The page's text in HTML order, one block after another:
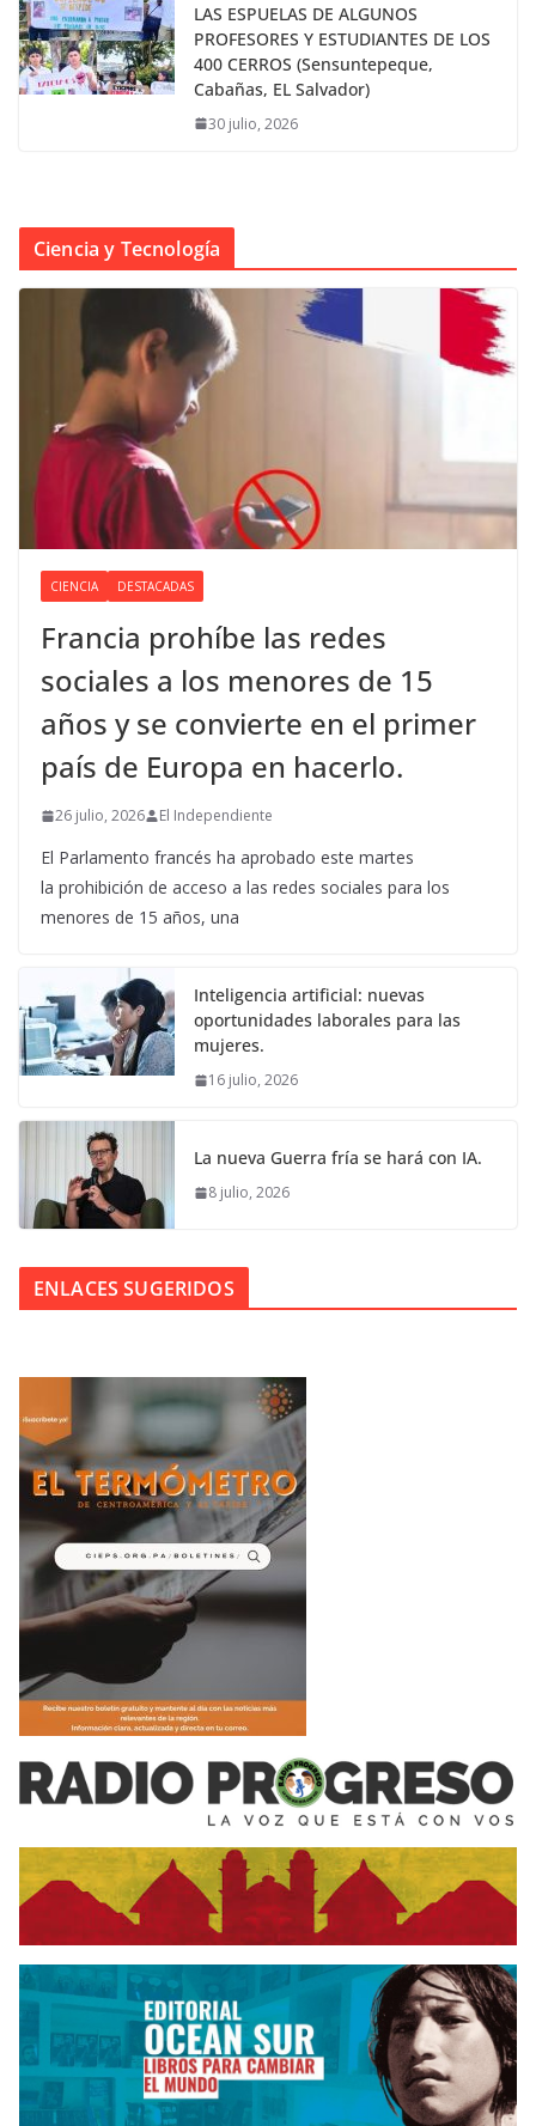
LAS ESPUELAS DE ALGUNOS
PROFESORES Y ESTUDIANTES DE LOS
400 CERROS (Sensuntepeque,
Cabañas, EL Salvador)
30 julio, 2026
Ciencia y Tecnología
CIENCIA DESTACADAS
Francia prohíbe las redes
sociales a los menores de 15
años y se convierte en el primer
país de Europa en hacerlo.
26 julio, 2026 El Independiente
El Parlamento francés ha aprobado este martes
la prohibición de acceso a las redes sociales para los
menores de 15 años, una
Inteligencia artificial: nuevas
oportunidades laborales para las
mujeres.
16 julio, 2026
La nueva Guerra fría se hará con IA.
8 julio, 2026
ENLACES SUGERIDOS